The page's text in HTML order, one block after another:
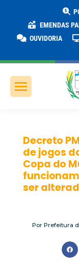
EMENDAS
OUVIDORIA
Decreto
de jogos
Copa do
ser
PorPrefeitura